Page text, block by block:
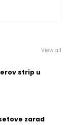
View all
strip u
zarad